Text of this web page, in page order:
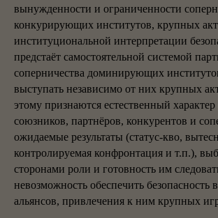
вынужденности и ограниченности
конкурирующих институтов, крупных
институциональной интерпретации
предстаёт самостоятельной системой
соперничества доминирующих
выступать независимо от них крупных
этому признаются естественный
союзников, партнёров, конкурентов и
ожидаемые результаты (статус-кво,
контролируемая конфронтация и т.п.),
сторонами роли и готовность им
невозможность обеспечить безопасность
альянсов, привлечения к ним крупных